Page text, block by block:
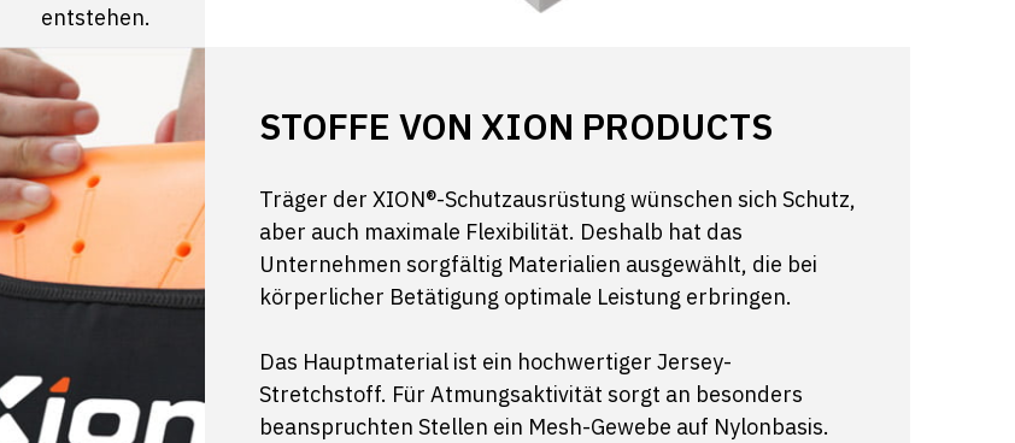
entstehen.
STOFFE VON XION PRODUCTS
Träger der XION®-Schutzausrüstung wünschen sich Schutz,
aber auch maximale Flexibilität. Deshalb hat das
Unternehmen sorgfältig Materialien ausgewählt, die bei
körperlicher Betätigung optimale Leistung erbringen.
Das Hauptmaterial ist ein hochwertiger Jersey-
Stretchstoff. Für Atmungsaktivität sorgt an besonders
beanspruchten Stellen ein Mesh-Gewebe auf Nylonbasis.